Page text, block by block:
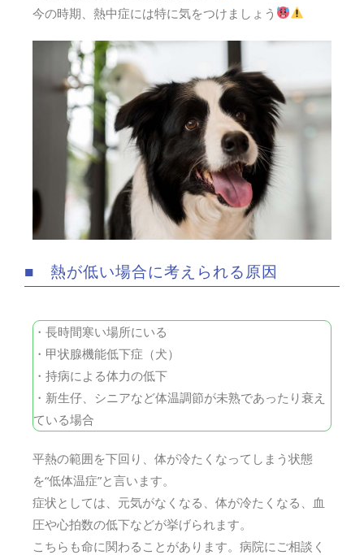
今の時期、熱中症には特に気をつけましょう
■ 熱が低い場合に考えられる原因
・長時間寒い場所にいる
・甲状腺機能低下症（犬）
・持病による体力の低下
・新生仔、シニアなど体温調節が未熟であったり衰え
ている場合
平熱の範囲を下回り、体が冷たくなってしまう状態
を“低体温症”と言います。
症状としては、元気がなくなる、体が冷たくなる、血
圧や心拍数の低下などが挙げられます。
こちらも命に関わることがあります。病院にご相談く